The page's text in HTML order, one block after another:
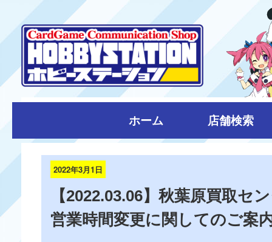
ホーム 店舗検索
2022年3月1日
【2022.03.06】秋葉原買取セ
営業時間変更に関してのご案